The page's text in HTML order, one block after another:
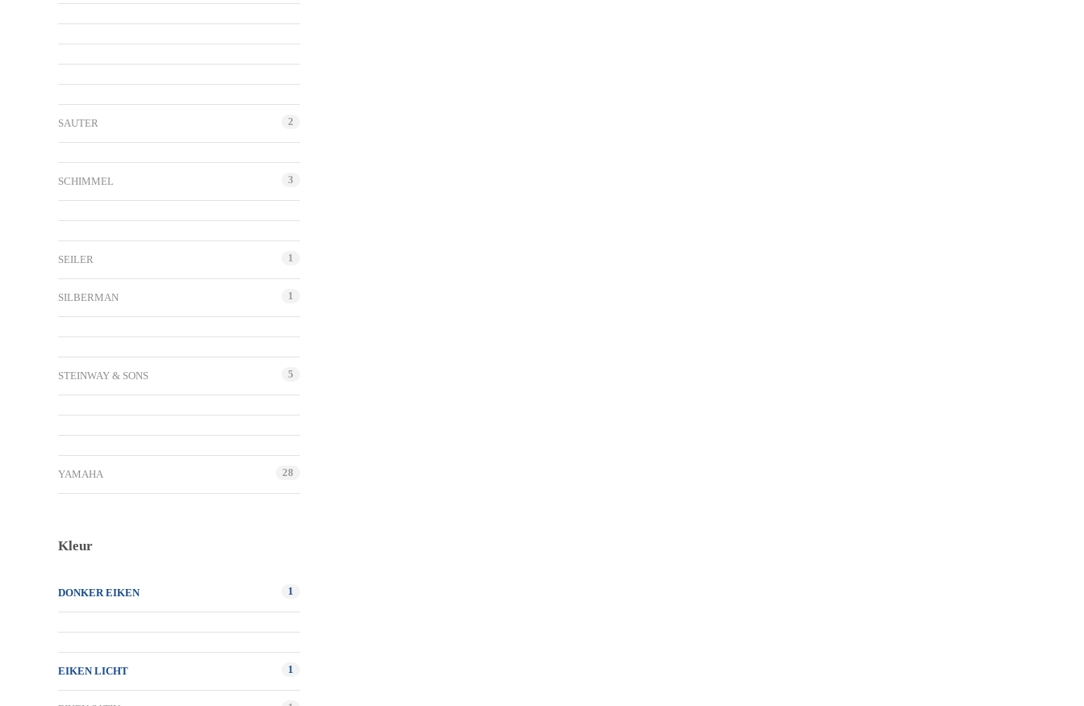
SAUTER 2
SCHIMMEL 3
SEILER 1
SILBERMAN 1
STEINWAY & SONS 5
YAMAHA 28
Kleur
DONKER EIKEN 1
EIKEN LICHT 1